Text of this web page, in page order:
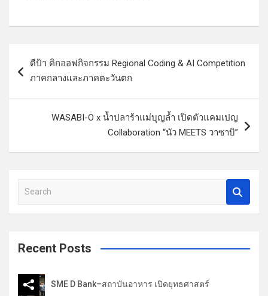
น
ว
ดีป้า คิกออฟกิจกรรม Regional Coding & AI Competition
ภาคกลางและภาคตะวันตก
WASABI-O x น้ำปลาร้าแม่บุญล้ำ เปิดตัวแคมเปญ
Collaboration “นัว MEETS วาซาบิ”
a
c
Recent Posts
SME D Bank–สถาบันอาหาร เปิดยุทธศาสตร์